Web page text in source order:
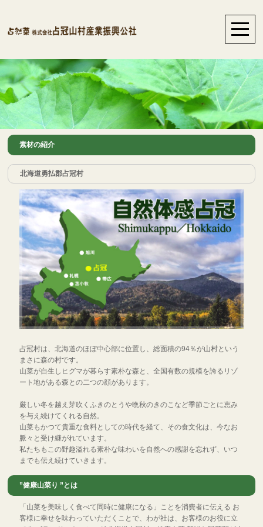
素材の紹介
北海道勇払郡占冠村
占冠村は、北海道のほぼ中心部に位置し、総面積の94％が山村という
まさに森の村です。
山菜が自生しヒグマが暮らす素朴な森と、全国有数の規模を誇るリゾ
ート地がある森との二つの顔があります。
厳しい冬を越え芽吹くふきのとうや晩秋のきのこなど季節ごとに恵み
を与え続けてくれる自然。
山菜もかつて貴重な食料としての時代を経て、その食文化は、今なお
脈々と受け継がれています。
私たちもこの野趣溢れる素朴な味わいを自然への感謝を忘れず、いつ
までも伝え続けていきます。
”健康山菜り ”とは
「山菜を美味しく食べて同時に健康になる」ことを消費者に伝える お
客様に幸せを味わっていただくことで、わが社は、お客様のお役に立